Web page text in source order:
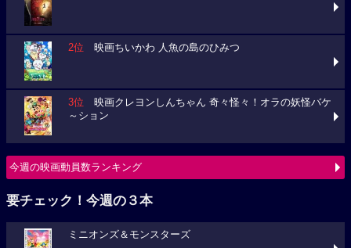
2位 映画ちいかわ 人魚の島のひみつ
3位 映画クレヨンしんちゃん 奇々怪々！オラの妖怪バケ
～ション
今週の映画動員数ランキング
要チェック！今週の３本
ミニオンズ＆モンスターズ